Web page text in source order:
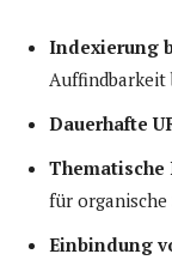
Indexierung
Auffindbarkeit
Dauerhafte
Thematische
für organische
Einbindung